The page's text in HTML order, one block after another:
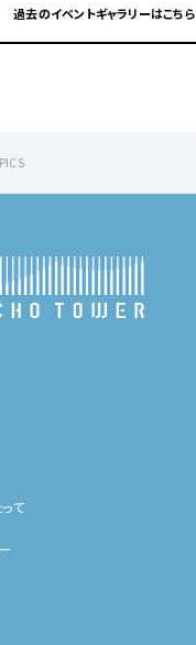
過去のイベントギャラリーはこちら
て